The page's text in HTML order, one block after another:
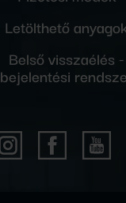
Letölthető
Belső visszaélés -
bejelentési